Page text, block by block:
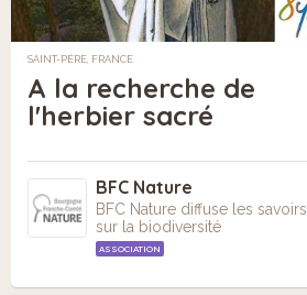
SAINT-PÈRE, FRANCE
A la recherche de
l'herbier sacré
BFC Nature
BFC Nature diffuse les savoirs
sur la biodiversité
ASSOCIATION